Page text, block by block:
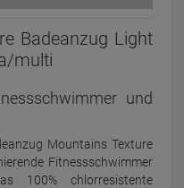
Badeanzug Light
multi
und
Mountains Texture
Fitnessschwimmer
100% chlorresistente